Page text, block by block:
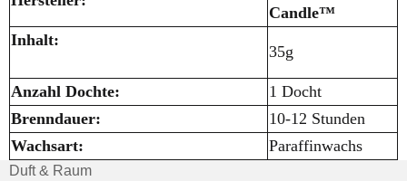
Candle™
Inhalt:
35g
Anzahl Dochte:
1 Docht
Brenndauer:
10-12 Stunden
Wachsart:
Paraffinwachs
Duft & Raum